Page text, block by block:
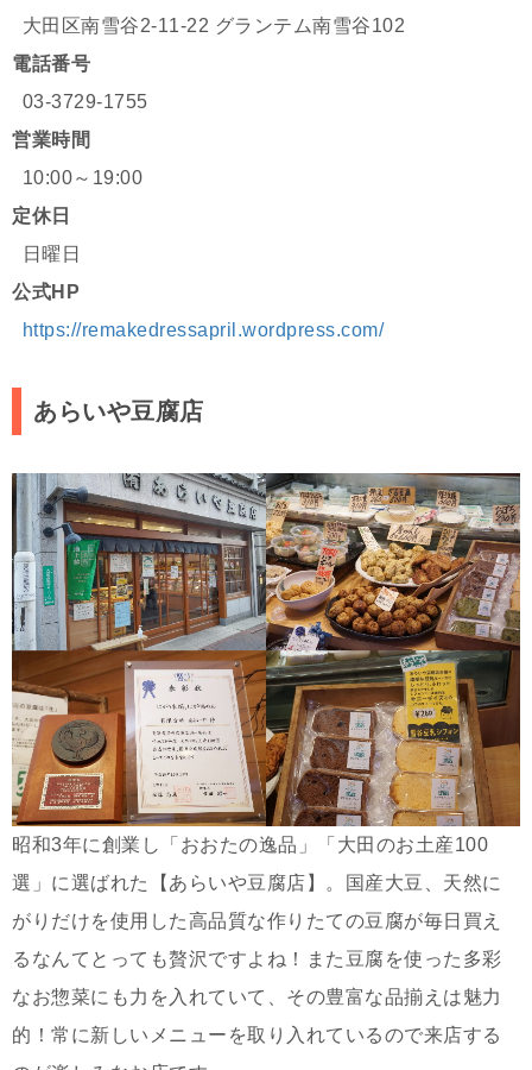
大田区南雪谷2-11-22 グランテム南雪谷102
電話番号
03-3729-1755
営業時間
10:00～19:00
定休日
日曜日
公式HP
https://remakedressapril.wordpress.com/
あらいや豆腐店
昭和3年に創業し「おおたの逸品」「大田のお土産100
選」に選ばれた【あらいや豆腐店】。国産大豆、天然に
がりだけを使用した高品質な作りたての豆腐が毎日買え
るなんてとっても贅沢ですよね！また豆腐を使った多彩
なお惣菜にも力を入れていて、その豊富な品揃えは魅力
的！常に新しいメニューを取り入れているので来店する